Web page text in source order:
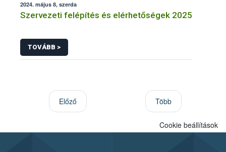
2024. május 8, szerda
Szervezeti felépítés és elérhetőségek 2025
TOVÁBB >
Előző Több
Cookie beállítások